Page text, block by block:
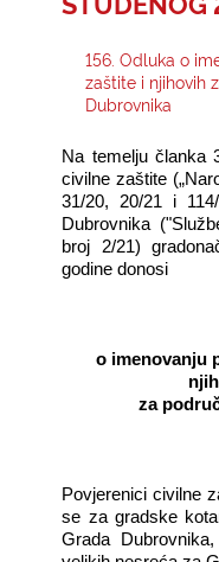
156. Odluka o
zaštite i njihovih
Dubrovnika
Na temelju članka
civilne zaštite
31/20, 20/21 i
Dubrovnika
broj 2/21)
godine donosi
o imenovanju
za
Povjerenici civilne
se za gradske
Grada